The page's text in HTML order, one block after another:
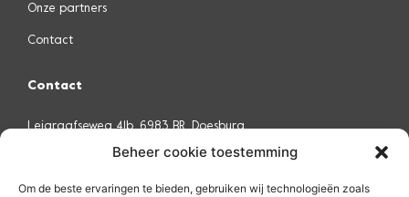
Beheer cookie toestemming
Om de beste ervaringen te bieden, gebruiken wij technologieën zoals
Onze partners
Contact
Contact
Leigraafseweg 41b, 6983 BR, Doesburg
0313 - 48 55 88
info@emid.nl